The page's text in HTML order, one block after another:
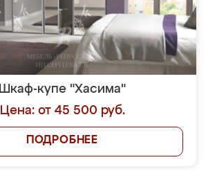
Шкаф-купе "Хасима"
Цена: от 45 500 руб.
ПОДРОБНЕЕ